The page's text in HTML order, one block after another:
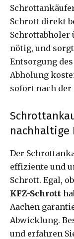
Schrott direkt
Schrottabholer
nötig, und
Entsorgung
Abholung
sofort nach der
nachhaltige
Der
effiziente und
Schrott. Egal,
KFZ-Schrott
Aachen
Abwicklung.
und erfahren